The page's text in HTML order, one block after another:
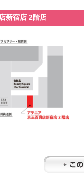
新宿店 2階店